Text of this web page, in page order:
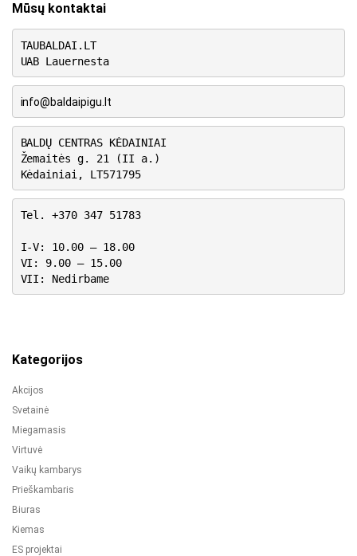
Mūsų kontaktai
TAUBALDAI.LT
UAB Lauernesta
info@baldaipigu.lt
BALDŲ CENTRAS KĖDAINIAI
Žemaitės g. 21 (II a.)
Kėdainiai, LT571795
Tel. +370 347 51783
I-V: 10.00 – 18.00
VI: 9.00 – 15.00
VII: Nedirbame
Kategorijos
Akcijos
Svetainė
Miegamasis
Virtuvė
Vaikų kambarys
Prieškambaris
Biuras
Kiemas
ES projektai